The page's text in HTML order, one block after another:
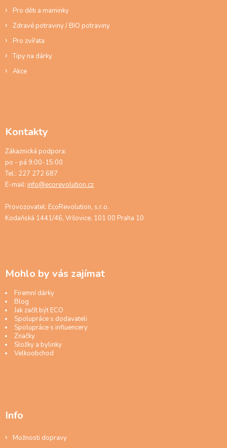
Pro děti a maminky
Zdravé potraviny / BIO potraviny
Pro zvířata
Tipy na dárky
Akce
Kontakty
Zákaznická podpora:
po - pá 9:00-15:00
Tel.: 227 272 687
E-mail: info@ecorevolution.cz
Provozovatel: EcoRevolution, s.r.o.
Kodaňská 1441/46, Vršovice, 101 00 Praha 10
Mohlo by vás zajímat
Firemní dárky
Blog
Jak začít být ECO
Spolupráce s dodavateli
Spolupráce s influencery
Značky
Složky a bylinky
Velkoobchod
Info
Možnosti dopravy